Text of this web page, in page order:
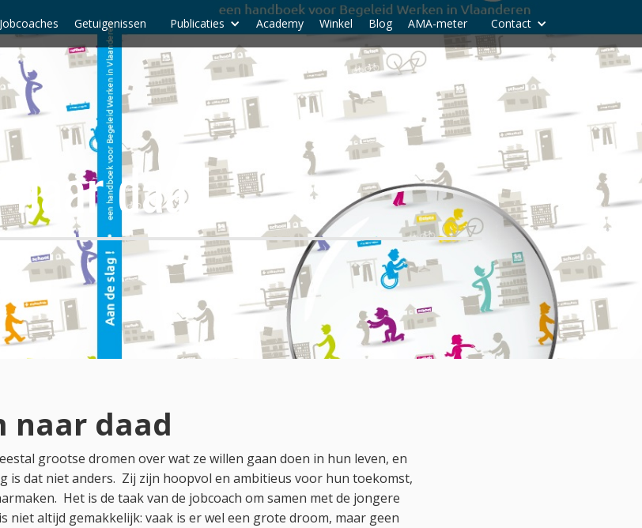
Jobcoaches Getuigenissen Publicaties Academy Winkel Blog AMA-meter Contact
daad
naar daad
grootse dromen over wat ze willen gaan doen in hun leven, en
is dat niet anders. Zij zijn hoopvol en ambitieus voor hun toekomst,
Het is de taak van de jobcoach om samen met de jongere
niet altijd gemakkelijk: vaak is er wel een grote droom, maar geen